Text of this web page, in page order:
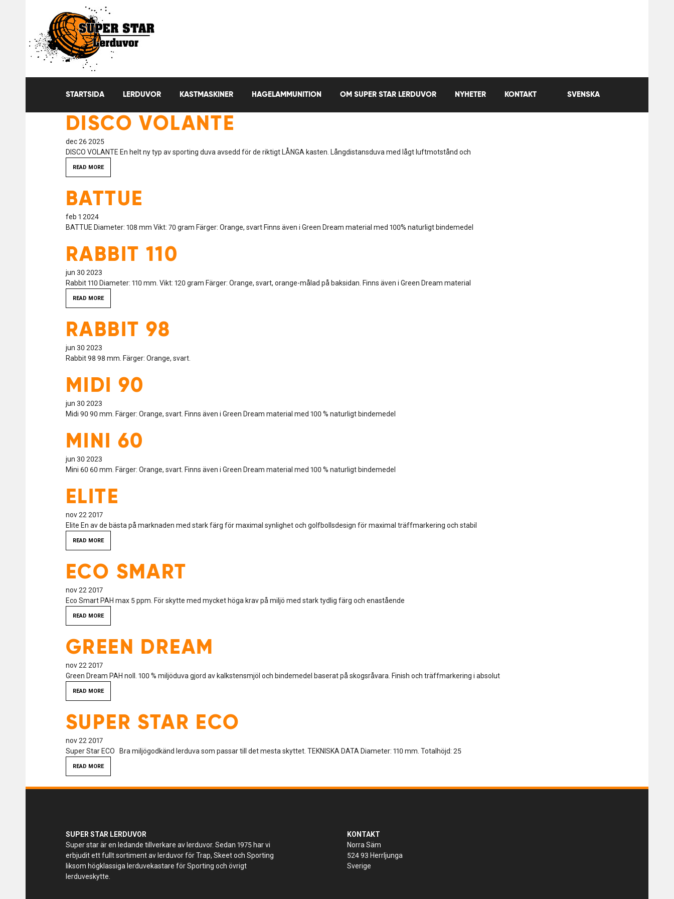
STARTSIDA LERDUVOR KASTMASKINER HAGELAMMUNITION OM SUPER STAR LERDUVOR NYHETER KONTAKT SVENSKA
DISCO VOLANTE
dec 26 2025
DISCO VOLANTE En helt ny typ av sporting duva avsedd för de riktigt LÅNGA kasten. Långdistansduva med lågt luftmotstånd och
READ MORE
BATTUE
feb 1 2024
BATTUE Diameter: 108 mm Vikt: 70 gram Färger: Orange, svart Finns även i Green Dream material med 100% naturligt bindemedel
RABBIT 110
jun 30 2023
Rabbit 110 Diameter: 110 mm. Vikt: 120 gram Färger: Orange, svart, orange-målad på baksidan. Finns även i Green Dream material
READ MORE
RABBIT 98
jun 30 2023
Rabbit 98 98 mm. Färger: Orange, svart.
MIDI 90
jun 30 2023
Midi 90 90 mm. Färger: Orange, svart. Finns även i Green Dream material med 100 % naturligt bindemedel
MINI 60
jun 30 2023
Mini 60 60 mm. Färger: Orange, svart. Finns även i Green Dream material med 100 % naturligt bindemedel
ELITE
nov 22 2017
Elite En av de bästa på marknaden med stark färg för maximal synlighet och golfbollsdesign för maximal träffmarkering och stabil
READ MORE
ECO SMART
nov 22 2017
Eco Smart PAH max 5 ppm. För skytte med mycket höga krav på miljö med stark tydlig färg och enastående
READ MORE
GREEN DREAM
nov 22 2017
Green Dream PAH noll. 100 % miljöduva gjord av kalkstensmjöl och bindemedel baserat på skogsråvara. Finish och träffmarkering i absolut
READ MORE
SUPER STAR ECO
nov 22 2017
Super Star ECO Bra miljögodkänd lerduva som passar till det mesta skyttet. TEKNISKA DATA Diameter: 110 mm. Totalhöjd: 25
READ MORE
SUPER STAR LERDUVOR
Super star är en ledande tillverkare av lerduvor. Sedan 1975 har vi
erbjudit ett fullt sortiment av lerduvor för Trap, Skeet och Sporting
liksom högklassiga lerduvekastare för Sporting och övrigt
lerduveskytte.
KONTAKT
Norra Säm
524 93 Herrljunga
Sverige